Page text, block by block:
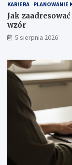
KARIERA PLANOWANIE
Jak
wzór
5 sierpnia 2026